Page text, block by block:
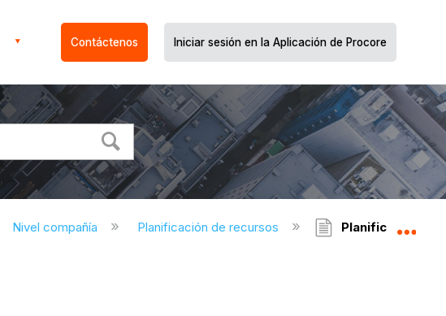
Contáctenos Iniciar sesión en la Aplicación de Procore
Nivel compañía Planificación de recursos Planificación